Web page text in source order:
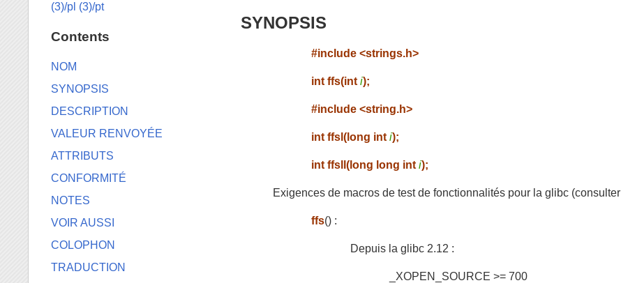
SYNOPSIS
#include <strings.h>
int ffs(int i);
#include <string.h>
int ffsl(long int i);
int ffsll(long long int i);
Exigences de macros de test de fonctionnalités pour la glibc (consulter
ffs() :
Depuis la glibc 2.12 :
_XOPEN_SOURCE >= 700
(3)/pl (3)/pt
Contents
NOM
SYNOPSIS
DESCRIPTION
VALEUR RENVOYÉE
ATTRIBUTS
CONFORMITÉ
NOTES
VOIR AUSSI
COLOPHON
TRADUCTION